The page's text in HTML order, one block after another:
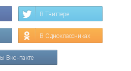
В Твиттере
В Одноклассниках
Вконтакте